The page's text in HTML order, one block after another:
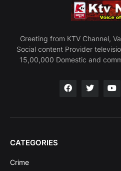
Greeting from KTV Channel,
Social content Provider
15,00,000 Domestic and
CATEGORIES
Crime